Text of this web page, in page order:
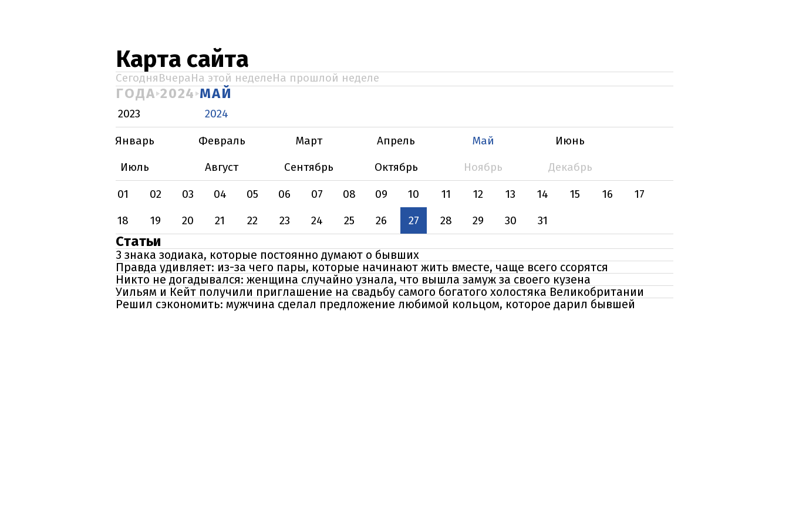
Карта сайта
СегодняВчераНа этой неделеНа прошлой неделе
ГОДА 2024 МАЙ
2023
2024
Январь
Февраль Март Апрель Май
Июнь
Июль
Август Сентябрь Октябрь Ноябрь
Декабрь
01
02 03 04 05 06 07 08 09 10 11 12 13 14 15 16
17
18
19 20 21 22 23 24 25 26 27 28 29 30 31
Статьи
3 знака зодиака, которые постоянно думают о бывших
Правда удивляет: из-за чего пары, которые начинают жить вместе, чаще всего ссорятся
Никто не догадывался: женщина случайно узнала, что вышла замуж за своего кузена
Уильям и Кейт получили приглашение на свадьбу самого богатого холостяка Великобритании
Решил сэкономить: мужчина сделал предложение любимой кольцом, которое дарил бывшей